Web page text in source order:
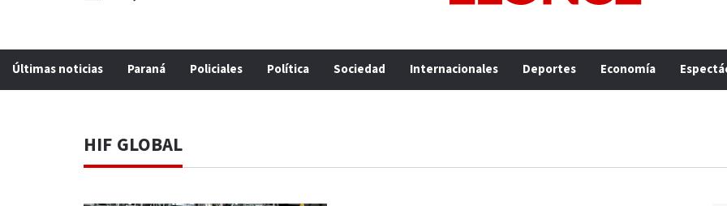
Últimas noticias Paraná Policiales Política Sociedad Internacionales Deportes Economía
HIF GLOBAL